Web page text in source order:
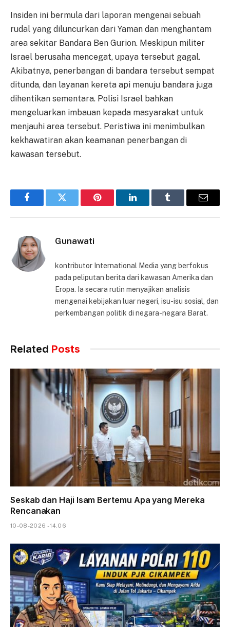
Insiden ini bermula dari laporan mengenai sebuah
rudal yang diluncurkan dari Yaman dan menghantam
area sekitar Bandara Ben Gurion. Meskipun militer
Israel berusaha mencegat, upaya tersebut gagal.
Akibatnya, penerbangan di bandara tersebut sempat
ditunda, dan layanan kereta api menuju bandara juga
dihentikan sementara. Polisi Israel bahkan
mengeluarkan imbauan kepada masyarakat untuk
menjauhi area tersebut. Peristiwa ini menimbulkan
kekhawatiran akan keamanan penerbangan di
kawasan tersebut.
FacebookTwitter Pinterest LinkedInTumblr Email
Gunawati
kontributor International Media yang berfokus
pada peliputan berita dari kawasan Amerika dan
Eropa. Ia secara rutin menyajikan analisis
mengenai kebijakan luar negeri, isu-isu sosial, dan
perkembangan politik di negara-negara Barat.
Related Posts
Seskab dan Haji Isam Bertemu Apa yang Mereka
Rencanakan
10-08-2026 - 14.06